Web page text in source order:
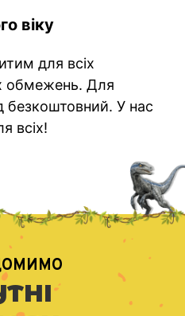
віку
для всіх
обмежень. Для
безкоштовний. У нас
всіх!